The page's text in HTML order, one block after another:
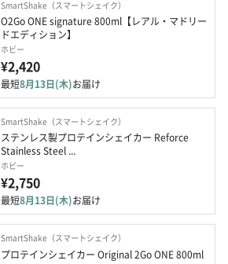
SmartShake（スマートシェイク）
O2Go ONE signature 800ml【レアル・マドリー
ドエディション】
ホビー
¥2,420
最短8月13日(木)お届け
SmartShake（スマートシェイク）
ステンレス製プロテインシェイカー Reforce
Stainless Steel ...
ホビー
¥2,750
最短8月13日(木)お届け
SmartShake（スマートシェイク）
プロテインシェイカー Original 2Go ONE 800ml